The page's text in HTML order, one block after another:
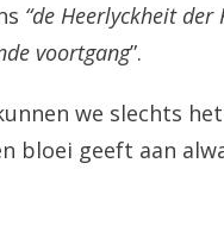
“de Heerlyckheit der
voortgang”.
we slechts
bloei geeft aan